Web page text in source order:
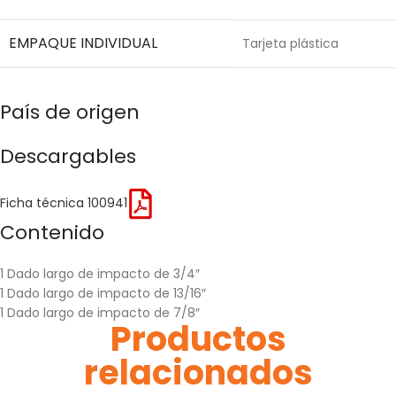
EMPAQUE INDIVIDUAL Tarjeta plástica
País de origen
Descargables
Ficha técnica 100941
Contenido
1 Dado largo de impacto de 3/4″
1 Dado largo de impacto de 13/16″
1 Dado largo de impacto de 7/8″
Productos
relacionados